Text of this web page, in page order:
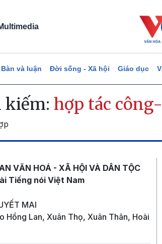
Bàn và luận Đời sống - Xã hội Giáo dục
kiếm: hợp tác
VĂN HOÁ - XÃ HỘI VÀ DÂN TỘC
Tiếng nói Việt Nam
MAI
Hồng Lan, Xuân Thọ, Xuân Thân, Hoài